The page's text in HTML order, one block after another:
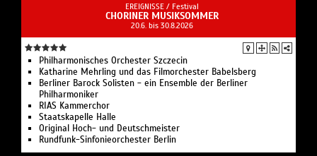
EREIGNISSE / Festival
CHORINER MUSIKSOMMER
20.6. bis 30.8.2026
Philharmonisches Orchester Szczecin
Katharine Mehrling und das Filmorchester Babelsberg
Berliner Barock Solisten - ein Ensemble der Berliner
Philharmoniker
RIAS Kammerchor
Staatskapelle Halle
Original Hoch- und Deutschmeister
Rundfunk-Sinfonieorchester Berlin